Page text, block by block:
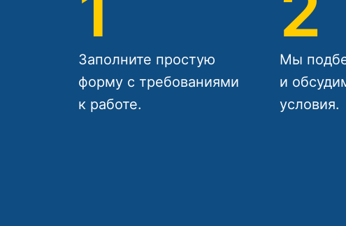
Заполните простую
форму с требованиями
к работе.
Мы
и
условия.